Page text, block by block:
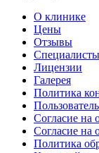
О клинике
Цены
Отзывы
Специалисты
Лицензии
Галерея
Политика
Согласие на
Согласие на
Политика